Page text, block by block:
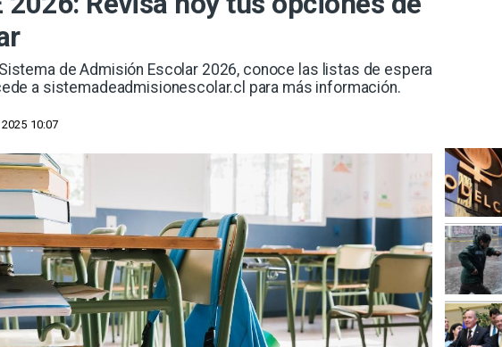
de Admisión Escolar 2026, conoce las listas de espera
a sistemadeadmisionescolar.cl para más información.
10:07